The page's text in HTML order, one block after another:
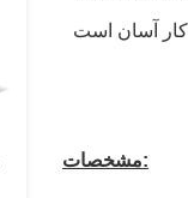
مشخصات: